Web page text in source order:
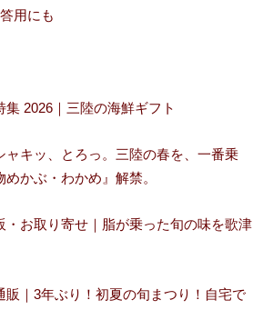
用にも
2026｜三陸の海鮮ギフト
ャキッ、とろっ。三陸の春を、一番乗
かぶ・わかめ』解禁。
・お取り寄せ｜脂が乗った旬の味を歌津
販｜3年ぶり！初夏の旬まつり！自宅で